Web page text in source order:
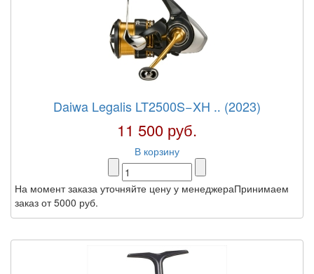
Daiwa Legalis LT2500S−XH ‥ (2023)
11 500 руб.
В корзину
На момент заказа уточняйте цену у менеджераПринимаем
заказ от 5000 руб.